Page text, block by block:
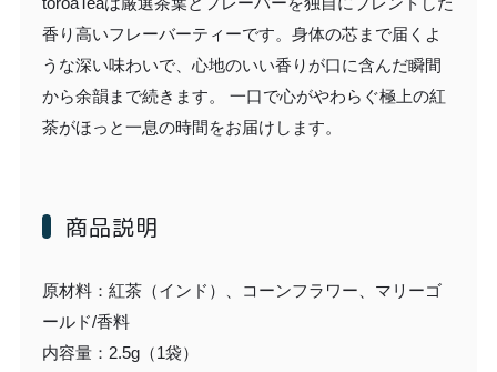
香り高いフレーバーティーです。身体の芯まで届くよ
うな深い味わいで、心地のいい香りが口に含んだ瞬間
から余韻まで続きます。 一口で心がやわらぐ極上の紅
茶がほっと一息の時間をお届けします。
商品説明
原材料：紅茶（インド）、コーンフラワー、マリーゴ
ールド/香料
内容量：2.5g（1袋）